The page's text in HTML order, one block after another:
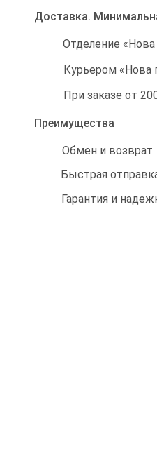
Доставка.
Отделение
Курьером «Нова
При заказе от
Преимущества
Обмен и возврат
Быстрая
Гарантия и